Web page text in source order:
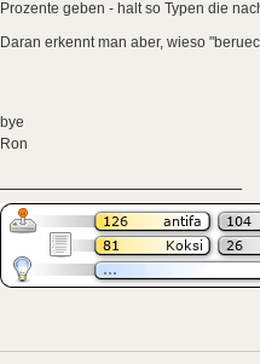
Prozente geben - halt so Typen die
Daran erkennt man aber, wieso
bye
Ron